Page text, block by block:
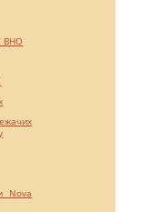
ВНО
Nova